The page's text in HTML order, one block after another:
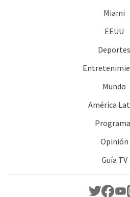
Miami
EEUU
Deportes
Mundo
América
Opinión
Guía TV